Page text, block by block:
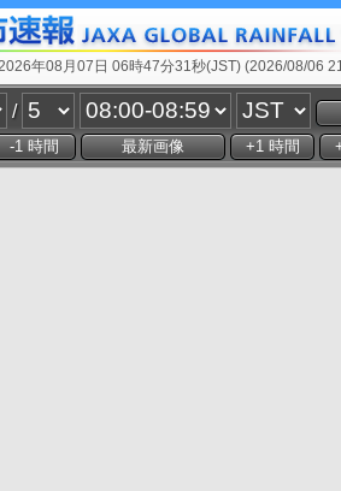
年08月07日 06時47分31秒(JST) (2026/08/06
/